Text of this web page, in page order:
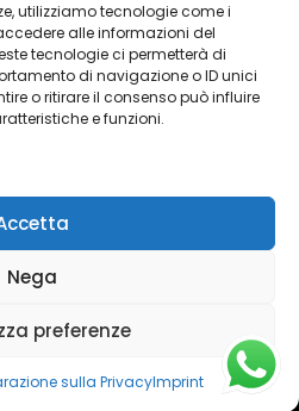
utilizziamo tecnologie come i
alle informazioni del
tecnologie ci permetterà di
di navigazione o ID unici
o ritirare il consenso può influire
e funzioni.
Nega
preferenze
sulla PrivacyImprint
ora
– c.da Migliarino, 33 – 62012
– Partita IVA: 01752470433
Dichiarazione sulla Privacy